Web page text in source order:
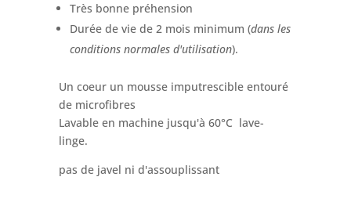
Très bonne préhension
Durée de vie de 2 mois minimum (dans les
conditions normales d'utilisation).
Un coeur un mousse imputrescible entouré
de microfibres
Lavable en machine jusqu'à 60°C lave-
linge.
pas de javel ni d'assouplissant